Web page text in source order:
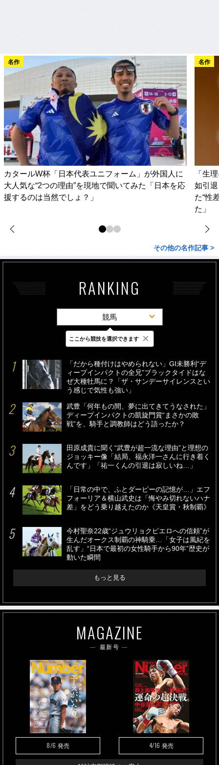
名作
カタールW杯「日本代表ユニフォーム」が外国人に
大人気な“2つの理由”を現地で聞いてみた「日本を応
援するのは当然でしょ？」
名作
「生
如引
た“性
た」
その他の名作記事 >
RANKING
競馬
最新 24時間 週間
「だから種付けはやめられない」GI未勝利“デ
ィープインパクトの全兄”ブラックタイドはな
ぜ大種牡馬に？「ザ・サンデーサイレンスとい
う感じで気性も強い」
武豊「何年もの間、夢に出てきてうなされた」
ディープインパクトの凱旋門賞“まさかの敗
戦”を、騎手と調教師はどう語ったか？
田原成貴に聞く“武豊が超一流な理由”と理想の
ジョッキー像「結局、福永洋一さんに行き着く
んです」「祐一くんの引退は寂しいね…」
「日常の中で、ふとダービーの記憶が…」エフ
フォーリア＆横山武史は「悔やみ切れないハナ
差」をどう乗り越えたのか《天皇賞・秋制覇》
今村聖奈22歳“ジュウリョクピエロへの信頼”が
生んだオークス制覇の神騎乗…「女子は風紀を
乱す」“日本で最初の女性騎手から90年”歴史が
動いた瞬間
もっと見る
MAGAZINE
最新号
8/6 発売 4/16 発売
ここから競技を選択できます ×